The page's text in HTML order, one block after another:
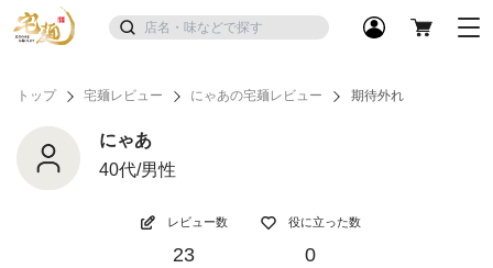
トップ 宅麺レビュー にゃあの宅麺レビュー 期待外れ
にゃあ
40代/男性
レビュー数
23
役に立った数
0